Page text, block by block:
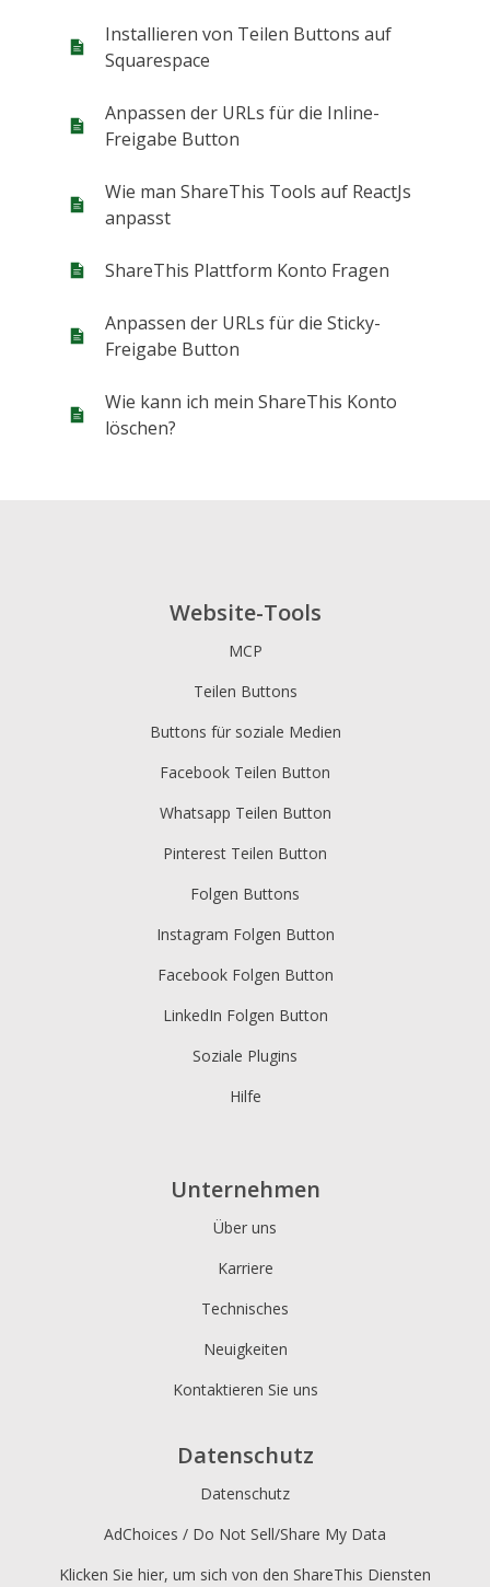
Installieren von Teilen Buttons auf
Squarespace
Anpassen der URLs für die Inline-
Freigabe Button
Wie man ShareThis Tools auf ReactJs
anpasst
ShareThis Plattform Konto Fragen
Anpassen der URLs für die Sticky-
Freigabe Button
Wie kann ich mein ShareThis Konto
löschen?
Website-Tools
MCP
Teilen Buttons
Buttons für soziale Medien
Facebook Teilen Button
Whatsapp Teilen Button
Pinterest Teilen Button
Folgen Buttons
Instagram Folgen Button
Facebook Folgen Button
LinkedIn Folgen Button
Soziale Plugins
Hilfe
Unternehmen
Über uns
Karriere
Technisches
Neuigkeiten
Kontaktieren Sie uns
Datenschutz
Datenschutz
AdChoices / Do Not Sell/Share My Data
Klicken Sie hier, um sich von den ShareThis Diensten